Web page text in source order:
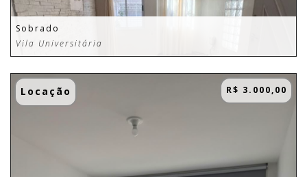
Sobrado
Vila Universitária
Locação R$ 3.000,00